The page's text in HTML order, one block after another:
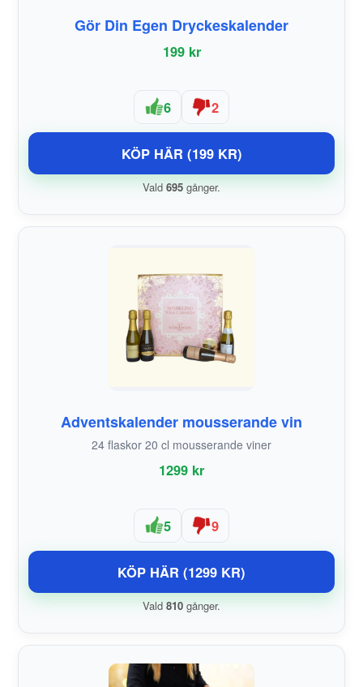
Gör Din Egen Dryckeskalender
199 kr
6 2
KÖP HÄR (199 KR)
Vald 695 gånger.
Adventskalender mousserande vin
24 flaskor 20 cl mousserande viner
1299 kr
5 9
KÖP HÄR (1299 KR)
Vald 810 gånger.